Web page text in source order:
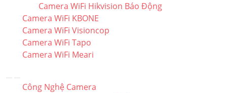
Camera WiFi Hikvision Báo Động
Camera WiFi KBONE
Camera WiFi Visioncop
Camera WiFi Tapo
Camera WiFi Meari
Công Nghệ Camera